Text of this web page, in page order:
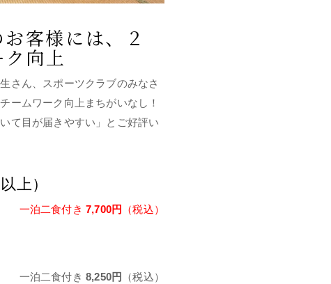
客様には、２
向上
さん、スポーツクラブのみなさ
ームワーク向上まちがいなし！
て目が届きやすい」とご好評い
上）
一泊二食付き 7,700円 （税込）
一泊二食付き 8,250円
（税込）